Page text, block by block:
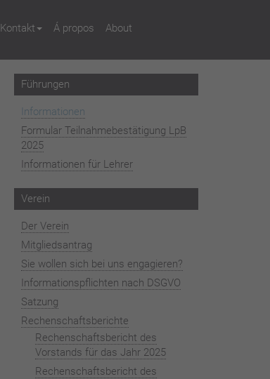
Kontakt Á propos About
Führungen
Informationen
Formular Teilnahmebestätigung LpB
2025
Informationen für Lehrer
Verein
Der Verein
Mitgliedsantrag
Sie wollen sich bei uns engagieren?
Informationspflichten nach DSGVO
Satzung
Rechenschaftsberichte
Rechenschaftsbericht des
Vorstands für das Jahr 2025
Rechenschaftsbericht des